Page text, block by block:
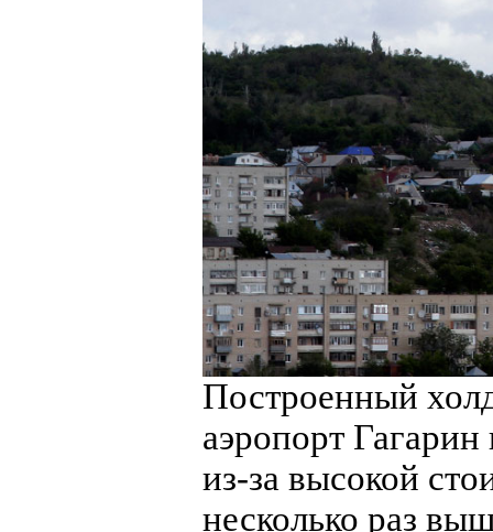
Построенный
аэропорт Гагарин
из-за высокой
несколько раз